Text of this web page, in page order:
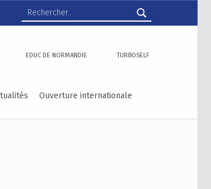
Ouverture internationale
EDUC DE NORMANDIE TURBOSELF